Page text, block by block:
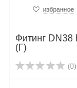
избранное
Фитинг DN38
(Г)
(0)